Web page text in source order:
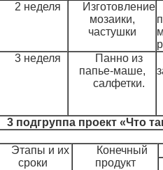
2 неделя
Изготовление
мозаики,
частушки
3 неделя
Панно из
папье-маше,
салфетки.
3 подгруппа проект «Что
Этапы и их
сроки
Конечный
продукт